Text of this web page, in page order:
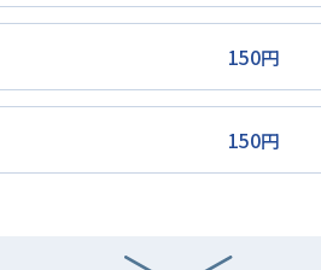
150円
150円